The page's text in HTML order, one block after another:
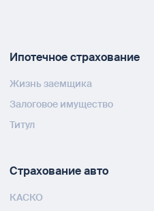
Ипотечное страхование
Жизнь заемщика
Залоговое имущество
Титул
Страхование авто
КАСКО